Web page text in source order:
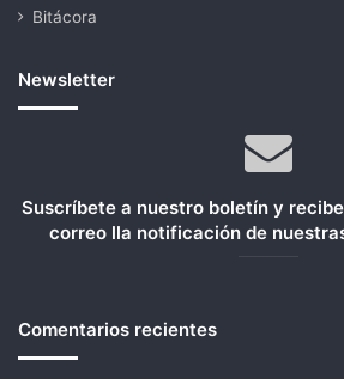
Bitácora
Newsletter
Suscríbete a nuestro boletín y
correo lla notificación de
Comentarios recientes